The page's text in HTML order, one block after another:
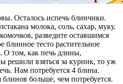
Осталось испечь блинчики.
молока, соль, сахар, муку.
разведите оставшимся
блинное тесто растительное
О том, как печь длины,
решили взяться за курник, то уж
Нам потребуется 4 блина.
больше, чем потребуется.